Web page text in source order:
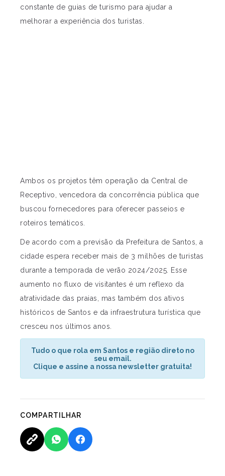
constante de guias de turismo para ajudar a
melhorar a experiência dos turistas.
Ambos os projetos têm operação da Central de
Receptivo, vencedora da concorrência pública que
buscou fornecedores para oferecer passeios e
roteiros temáticos.
De acordo com a previsão da Prefeitura de Santos, a
cidade espera receber mais de 3 milhões de turistas
durante a temporada de verão 2024/2025. Esse
aumento no fluxo de visitantes é um reflexo da
atratividade das praias, mas também dos ativos
históricos de Santos e da infraestrutura turística que
cresceu nos últimos anos.
Tudo o que rola em Santos e região direto no
seu email.
Clique e assine a nossa newsletter gratuita!
COMPARTILHAR